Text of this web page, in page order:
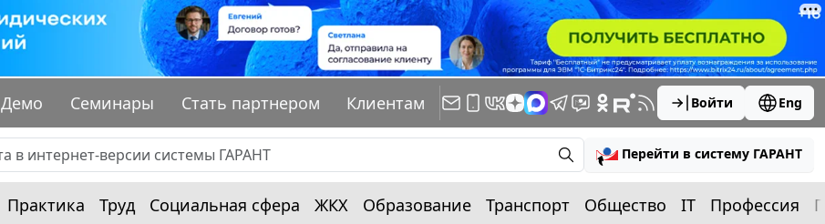
Демо Семинары Стать партнером Клиентам Войти Eng
Перейти в систему ГАРАНТ
Практика Труд Социальная сфера ЖКХ Образование Транспорт Общество IT Профессия